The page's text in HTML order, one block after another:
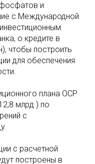
и
с Международной
о кредите в
чтобы построить
для обеспечения
плана OCP
млрд ) по
с
с расчетной
построены в